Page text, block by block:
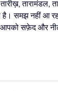
तारामंडल,
है। समझ नहीं आ
आपको सफ़ेद और